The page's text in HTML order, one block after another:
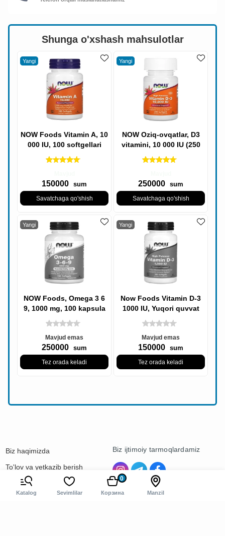
Shunga o'xshash mahsulotlar
Yangi
NOW Foods Vitamin A, 10
000 IU, 100 softgellari
150000 sum
Savatchaga qo'shish
Yangi
NOW Oziq-ovqatlar, D3
vitamini, 10 000 IU (250
mkg), 240 Vitamin D3
kapsulalari
250000 sum
Savatchaga qo'shish
Yangi
NOW Foods, Omega 3 6
9, 1000 mg, 100 kapsula
Mavjud emas
250000 sum
Tez orada keladi
Yangi
Now Foods Vitamin D-3
1000 IU, Yuqori quvvat
1000 IU 180 Softgels
Mavjud emas
150000 sum
Tez orada keladi
Katalog Sevimlilar Корзина
0
Manzil
Biz haqimizda
To'lov va yetkazib berish
Kontaktlar
Biz ijtimoiy tarmoqlardamiz